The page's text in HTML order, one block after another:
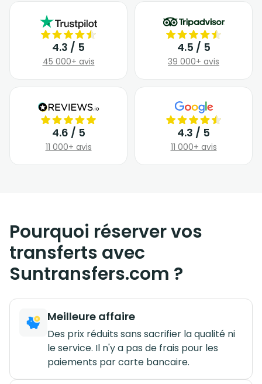
4.3 / 5
45 000+ avis
4.5 / 5
39 000+ avis
4.6 / 5
11 000+ avis
4.3 / 5
11 000+ avis
Pourquoi réserver vos
transferts avec
Suntransfers.com ?
Meilleure affaire
Des prix réduits sans sacrifier la qualité ni
le service. Il n'y a pas de frais pour les
paiements par carte bancaire.